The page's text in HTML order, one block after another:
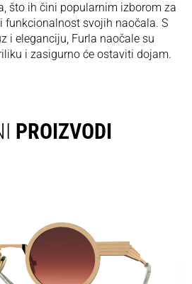
što ih čini popularnim izborom za
funkcionalnost svojih naočala. S
i eleganciju, Furla naočale su
i zasigurno će ostaviti dojam.
PROIZVODI